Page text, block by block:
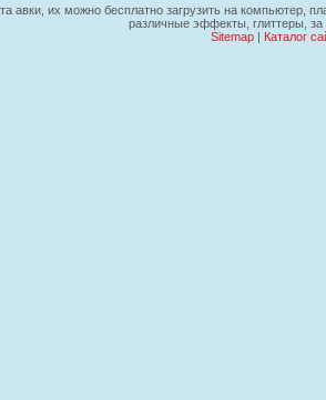
авки, их можно бесплатно загрузить на компьютер,
различные эффекты, глиттеры,
Sitemap| Каталог